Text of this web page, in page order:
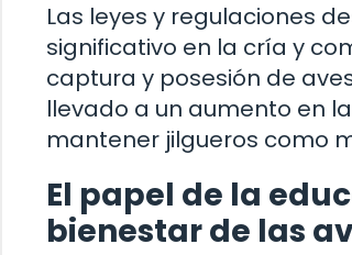
Las leyes y regulaciones
significativo en la cría y
captura y posesión de
llevado a un aumento en
mantener jilgueros como
El papel de la
bienestar de las